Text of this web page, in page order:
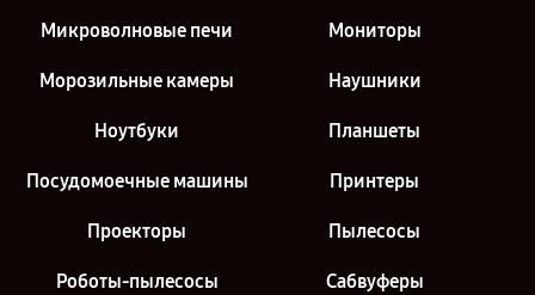
Микроволновые печи Мониторы
Морозильные камеры Наушники
Ноутбуки Планшеты
Посудомоечные машины Принтеры
Проекторы Пылесосы
Роботы-пылесосы Сабвуферы